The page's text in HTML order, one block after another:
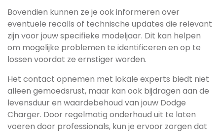
Bovendien kunnen ze je ook informeren over
eventuele recalls of technische updates die relevant
zijn voor jouw specifieke modeljaar. Dit kan helpen
om mogelijke problemen te identificeren en op te
lossen voordat ze ernstiger worden.
Het contact opnemen met lokale experts biedt niet
alleen gemoedsrust, maar kan ook bijdragen aan de
levensduur en waardebehoud van jouw Dodge
Charger. Door regelmatig onderhoud uit te laten
voeren door professionals, kun je ervoor zorgen dat